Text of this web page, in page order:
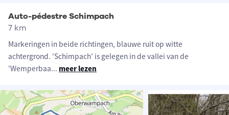
Auto-pédestre Schimpach
7 km
Markeringen in beide richtingen, blauwe ruit op witte
achtergrond. 'Schimpach' is gelegen in de vallei van de
'Wemperbaa... meer lezen